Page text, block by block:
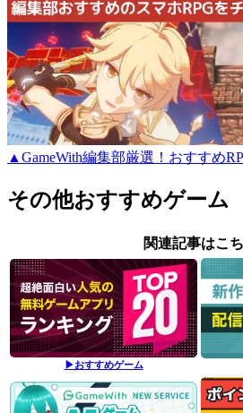
▲GameWith編集部厳選！おすすめ
その他おすすめゲーム
関連記事はこ
▶おすすめゲーム